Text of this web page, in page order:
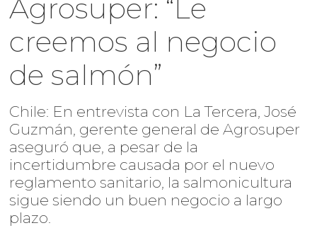
Agrosuper: “Le
creemos al negocio
de salmón”
Chile: En entrevista con La Tercera, José
Guzmán, gerente general de Agrosuper
aseguró que, a pesar de la
incertidumbre causada por el nuevo
reglamento sanitario, la salmonicultura
sigue siendo un buen negocio a largo
plazo.